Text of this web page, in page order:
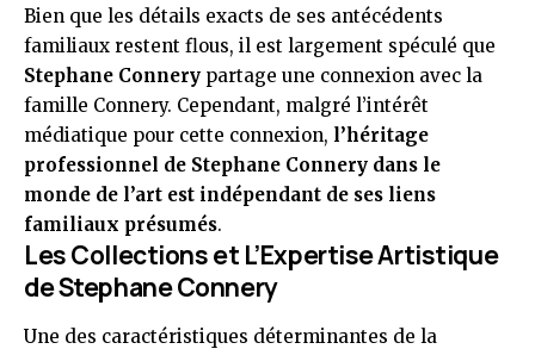
Bien que les détails exacts de ses antécédents
familiaux restent flous, il est largement spéculé que
Stephane Connery partage une connexion avec la
famille Connery. Cependant, malgré l’intérêt
médiatique pour cette connexion, l’héritage
professionnel de Stephane Connery dans le
monde de l’art est indépendant de ses liens
familiaux présumés.
Les Collections et L’Expertise Artistique
de Stephane Connery
Une des caractéristiques déterminantes de la